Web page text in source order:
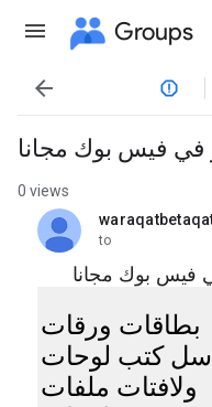
Groups

فيس بوك مجانا
0 views
unread,
to
فيس بوك مجانا
بطاقات ورقات
كتب لوحات
ولافتات ملفات